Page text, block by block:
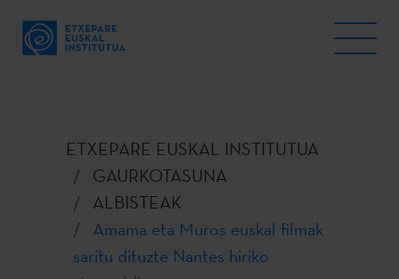
ETXEPARE EUSKAL INSTITUTUA
GAURKOTASUNA
ALBISTEAK
Amama eta Muros euskal filmak
saritu dituzte Nantes hiriko